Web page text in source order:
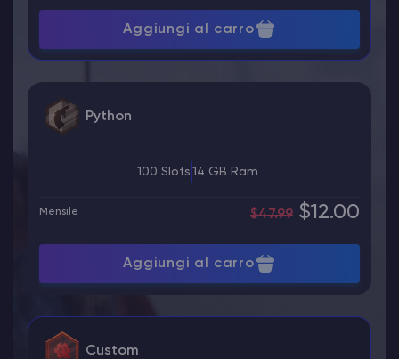
Aggiungi al carro
Python
100 Slots 14 GB Ram
Mensile $47.99 $12.00
Aggiungi al carro
Custom